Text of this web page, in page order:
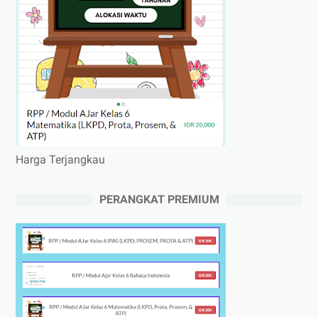
Harga Terjangkau
PERANGKAT PREMIUM